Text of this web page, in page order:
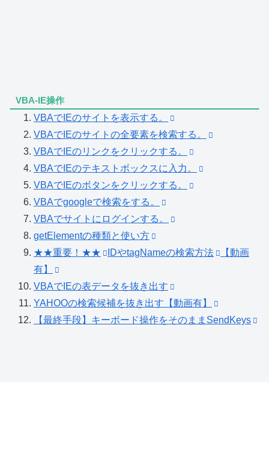
VBA-IE操作
VBAでIEのサイトを表示する。
VBAでIEのサイトの全要素を検索する。
VBAでIEのリンクをクリックする。
VBAでIEのテキストボックスに入力。
VBAでIEのボタンをクリックする。
VBAでgoogleで検索をする。
VBAでサイトにログインする。
getElementの種類と使い方
★★重要！★★
IDやtagNameの検索方法
【動画
有】
VBAでIEの表データを抜き出す
YAHOOの検索候補を抜き出す【動画有】
【最終手段】キーボード操作をそのままSendKeys